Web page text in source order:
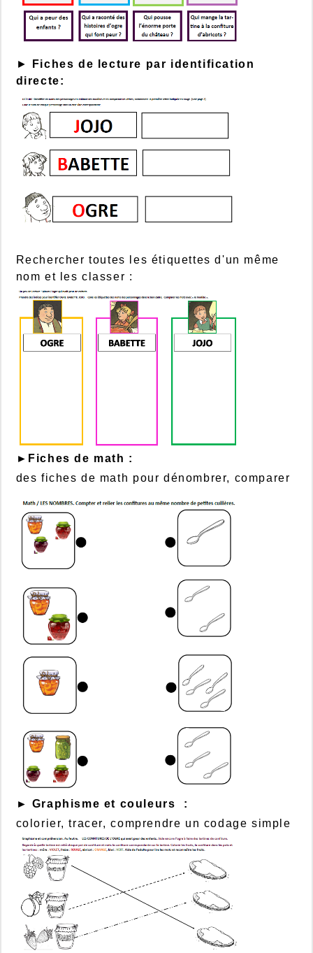
►
Fiches de lecture par identification
directe:
Rechercher toutes les étiquettes d'un même
nom et les classer :
►Fiches de math :
des fiches de math pour dénombrer, comparer
► Graphisme et couleurs :
colorier, tracer, comprendre un codage simple